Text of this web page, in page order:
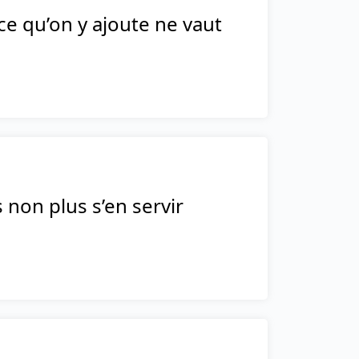
qu’on y ajoute ne vaut
plus s’en servir